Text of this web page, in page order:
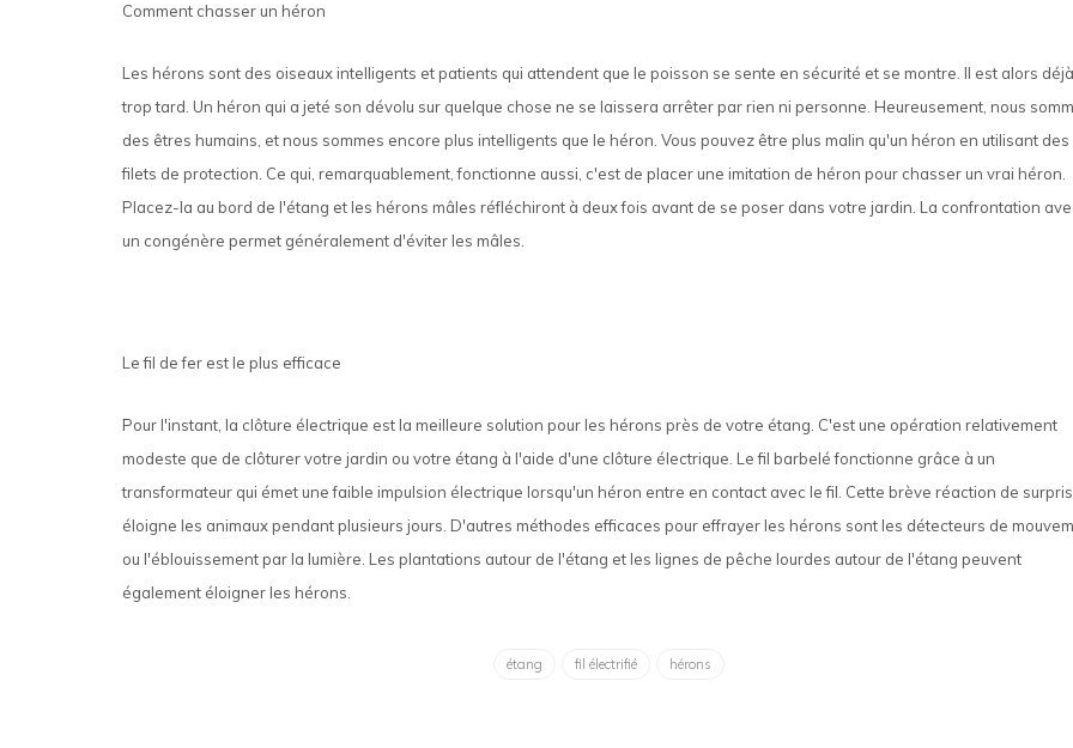
Comment chasser un héron
Les hérons sont des oiseaux intelligents et patients qui attendent que le poisson se sente en sécurité et se montre. Il est alors déjà
trop tard. Un héron qui a jeté son dévolu sur quelque chose ne se laissera arrêter par rien ni personne. Heureusement, nous
des êtres humains, et nous sommes encore plus intelligents que le héron. Vous pouvez être plus malin qu'un héron en utilisant des
filets de protection. Ce qui, remarquablement, fonctionne aussi, c'est de placer une imitation de héron pour chasser un vrai héron.
Placez-la au bord de l'étang et les hérons mâles réfléchiront à deux fois avant de se poser dans votre jardin. La confrontation
un congénère permet généralement d'éviter les mâles.
Le fil de fer est le plus efficace
Pour l'instant, la clôture électrique est la meilleure solution pour les hérons près de votre étang. C'est une opération relativement
modeste que de clôturer votre jardin ou votre étang à l'aide d'une clôture électrique. Le fil barbelé fonctionne grâce à un
transformateur qui émet une faible impulsion électrique lorsqu'un héron entre en contact avec le fil. Cette brève réaction de
éloigne les animaux pendant plusieurs jours. D'autres méthodes efficaces pour effrayer les hérons sont les détecteurs de
ou l'éblouissement par la lumière. Les plantations autour de l'étang et les lignes de pêche lourdes autour de l'étang peuvent
également éloigner les hérons.
étang fil électrifié hérons